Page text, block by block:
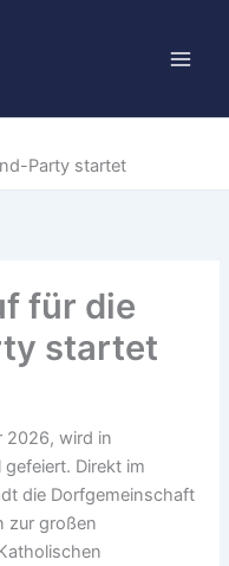
Party startet
für die
startet
2026, wird in
Direkt im
die Dorfgemeinschaft
zur großen